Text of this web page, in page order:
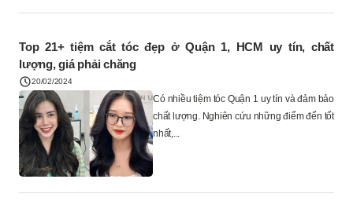
Top 21+ tiệm cắt tóc đẹp ở Quận 1, HCM uy tín, chất
lượng, giá phải chăng
20/02/2024
Có nhiều tiệm tóc Quận 1 uy tín và đảm bảo
chất lượng. Nghiên cứu những điểm đến tốt
nhất,...